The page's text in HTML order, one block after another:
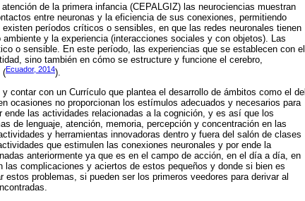
de la primera infancia (CEPALGIZ) las neurociencias muestran
entre neuronas y la eficiencia de sus conexiones, permitiendo
períodos críticos o sensibles, en que las redes neuronales tienen
y la experiencia (interacciones sociales y con objetos). Las
o sensible. En este período, las experiencias que se establecen con el
sino también en cómo se estructure y funcione el cerebro,
(Ecuador, 2014).
contar con un Currículo que plantea el desarrollo de ámbitos como el del
ocasiones no proporcionan los estímulos adecuados y necesarios para
las actividades relacionadas a la cognición, y es así que los
de lenguaje, atención, memoria, percepción y concentración en las
y herramientas innovadoras dentro y fuera del salón de clases
que estimulen las conexiones neuronales y por ende la
anteriormente ya que es en el campo de acción, en el día a día, en
complicaciones y aciertos de estos pequeños y donde si bien es
problemas, si pueden ser los primeros veedores para derivar al